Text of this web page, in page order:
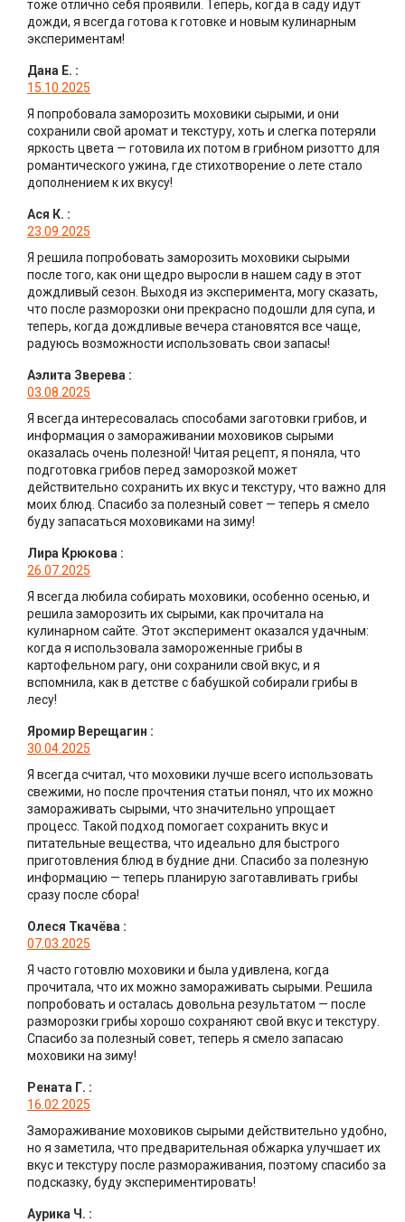
тоже отлично себя проявили. Теперь, когда в саду идут
дожди, я всегда готова к готовке и новым кулинарным
экспериментам!
Дана Е. :
15.10.2025
Я попробовала заморозить моховики сырыми, и они
сохранили свой аромат и текстуру, хоть и слегка потеряли
яркость цвета — готовила их потом в грибном ризотто для
романтического ужина, где стихотворение о лете стало
дополнением к их вкусу!
Ася К. :
23.09.2025
Я решила попробовать заморозить моховики сырыми
после того, как они щедро выросли в нашем саду в этот
дождливый сезон. Выходя из эксперимента, могу сказать,
что после разморозки они прекрасно подошли для супа, и
теперь, когда дождливые вечера становятся все чаще,
радуюсь возможности использовать свои запасы!
Аэлита Зверева :
03.08.2025
Я всегда интересовалась способами заготовки грибов, и
информация о замораживании моховиков сырыми
оказалась очень полезной! Читая рецепт, я поняла, что
подготовка грибов перед заморозкой может
действительно сохранить их вкус и текстуру, что важно для
моих блюд. Спасибо за полезный совет — теперь я смело
буду запасаться моховиками на зиму!
Лира Крюкова :
26.07.2025
Я всегда любила собирать моховики, особенно осенью, и
решила заморозить их сырыми, как прочитала на
кулинарном сайте. Этот эксперимент оказался удачным:
когда я использовала замороженные грибы в
картофельном рагу, они сохранили свой вкус, и я
вспомнила, как в детстве с бабушкой собирали грибы в
лесу!
Яромир Верещагин :
30.04.2025
Я всегда считал, что моховики лучше всего использовать
свежими, но после прочтения статьи понял, что их можно
замораживать сырыми, что значительно упрощает
процесс. Такой подход помогает сохранить вкус и
питательные вещества, что идеально для быстрого
приготовления блюд в будние дни. Спасибо за полезную
информацию — теперь планирую заготавливать грибы
сразу после сбора!
Олеся Ткачёва :
07.03.2025
Я часто готовлю моховики и была удивлена, когда
прочитала, что их можно замораживать сырыми. Решила
попробовать и осталась довольна результатом — после
разморозки грибы хорошо сохраняют свой вкус и текстуру.
Спасибо за полезный совет, теперь я смело запасаю
моховики на зиму!
Рената Г. :
16.02.2025
Замораживание моховиков сырыми действительно удобно,
но я заметила, что предварительная обжарка улучшает их
вкус и текстуру после размораживания, поэтому спасибо за
подсказку, буду экспериментировать!
Аурика Ч. :